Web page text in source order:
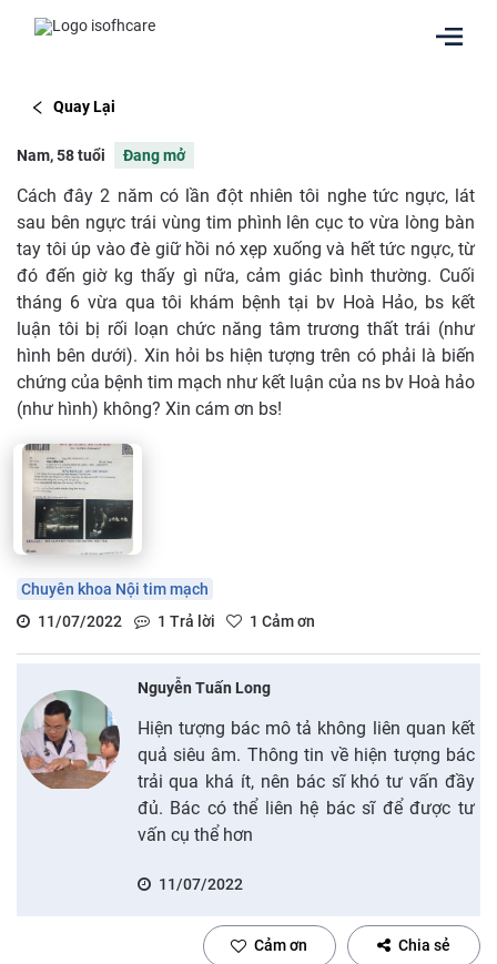
Quay Lại
Nam, 58 tuổi Đang mở
Cách đây 2 năm có lần đột nhiên tôi nghe tức ngực, lát
sau bên ngực trái vùng tim phình lên cục to vừa lòng bàn
tay tôi úp vào đè giữ hồi nó xẹp xuống và hết tức ngực, từ
đó đến giờ kg thấy gì nữa, cảm giác bình thường. Cuối
tháng 6 vừa qua tôi khám bệnh tại bv Hoà Hảo, bs kết
luận tôi bị rối loạn chức năng tâm trương thất trái (như
hình bên dưới). Xin hỏi bs hiện tượng trên có phải là biến
chứng của bệnh tim mạch như kết luận của ns bv Hoà hảo
(như hình) không? Xin cám ơn bs!
Chuyên khoa Nội tim mạch
11/07/2022
1 Trả lời 1 Cảm ơn
Nguyễn Tuấn Long
Hiện tượng bác mô tả không liên quan kết
quả siêu âm. Thông tin về hiện tượng bác
trải qua khá ít, nên bác sĩ khó tư vấn đầy
đủ. Bác có thể liên hệ bác sĩ để được tư
vấn cụ thể hơn
11/07/2022
Cảm ơn Chia sẻ